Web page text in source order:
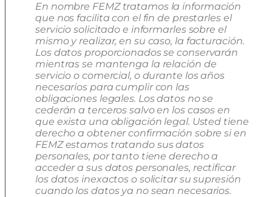
En nombre FEMZ tratamos la información
que nos facilita con el fin de prestarles el
servicio solicitado e informarles sobre el
mismo y realizar, en su caso, la facturación.
Los datos proporcionados se conservarán
mientras se mantenga la relación de
servicio o comercial, o durante los años
necesarios para cumplir con las
obligaciones legales. Los datos no se
cederán a terceros salvo en los casos en
que exista una obligación legal. Usted tiene
derecho a obtener confirmación sobre si en
FEMZ estamos tratando sus datos
personales, por tanto tiene derecho a
acceder a sus datos personales, rectificar
los datos inexactos o solicitar su supresión
cuando los datos ya no sean necesarios.